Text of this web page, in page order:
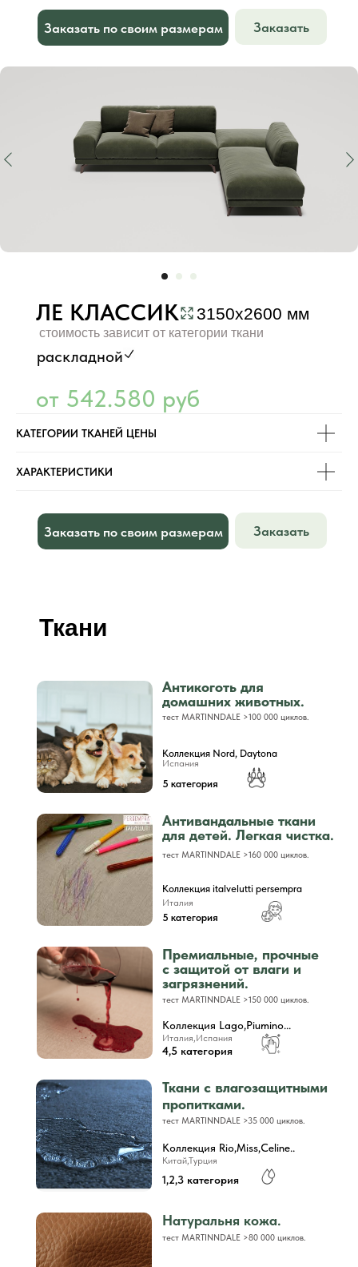
Выбрать ткань для мебели
Заказать по своим размерам Заказать
3150х2600 мм
стоимость зависит от категории ткани
ЛЕ КЛАССИК
раскладной
от 542.580 руб
КАТЕГОРИИ ТКАНЕЙ ЦЕНЫ
ХАРАКТЕРИСТИКИ
Заказать по своим размерам Заказать
Ткани
Антикоготь для
домашних животных.
Коллекция Nord, Daytona
Испания
5 категория
тест MARTINNDALE >150 000 циклов.
тест MARTINNDALE >100 000 циклов.
5 категория
Коллекция italvelutti persempra
Антивандальные ткани
для детей. Легкая чистка.
Премиальные, прочные
с защитой от влаги и
загрязнений.
Коллекция Lago,Piumino...
Италия,Испания
4,5 категория
тест MARTINNDALE >160 000 циклов.
1,2,3 категория
Китай,Турция
Коллекция Rio,Miss,Celine..
Ткани с влагозащитными
пропитками.
тест MARTINNDALE >35 000 циклов.
тест MARTINNDALE >80 000 циклов.
Италия
Натуральня кожа.